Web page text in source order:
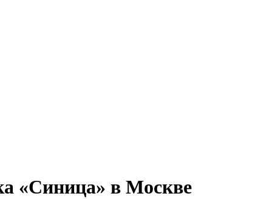
«Синица» в Москве